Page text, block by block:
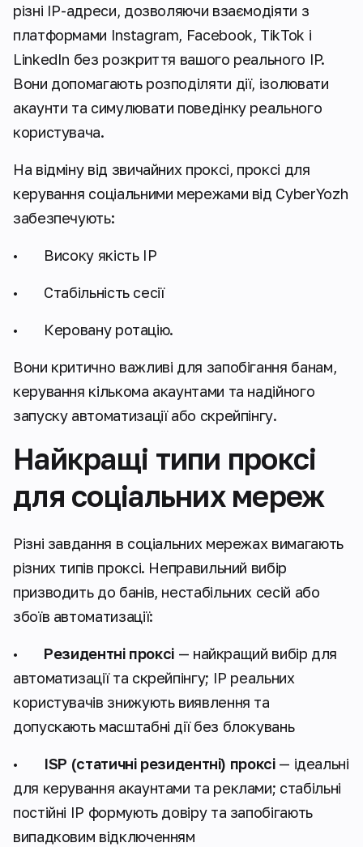
різні IP-адреси, дозволяючи взаємодіяти з
платформами Instagram, Facebook, TikTok і
LinkedIn без розкриття вашого реального IP.
Вони допомагають розподіляти дії, ізолювати
акаунти та симулювати поведінку реального
користувача.
На відміну від звичайних проксі, проксі для
керування соціальними мережами від CyberYozh
забезпечують:
• Високу якість IP
• Стабільність сесії
• Керовану ротацію.
Вони критично важливі для запобігання банам,
керування кількома акаунтами та надійного
запуску автоматизації або скрейпінгу.
Найкращі типи проксі
для соціальних мереж
Різні завдання в соціальних мережах вимагають
різних типів проксі. Неправильний вибір
призводить до банів, нестабільних сесій або
збоїв автоматизації:
• Резидентні проксі — найкращий вибір для
автоматизації та скрейпінгу; IP реальних
користувачів знижують виявлення та
допускають масштабні дії без блокувань
• ISP (статичні резидентні) проксі— ідеальні
для керування акаунтами та реклами; стабільні
постійні IP формують довіру та запобігають
випадковим відключенням